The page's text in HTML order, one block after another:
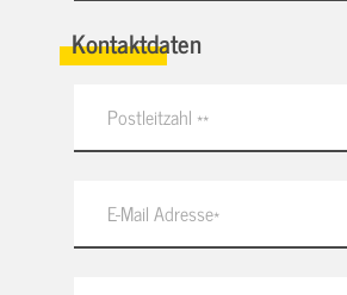
Kontaktdaten